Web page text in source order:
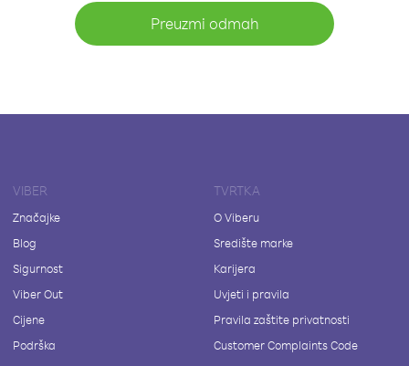
Preuzmi odmah
VIBER
Značajke
Blog
Sigurnost
Viber Out
Cijene
Podrška
TVRTKA
O Viberu
Središte marke
Karijera
Uvjeti i pravila
Pravila zaštite privatnosti
Customer Complaints Code